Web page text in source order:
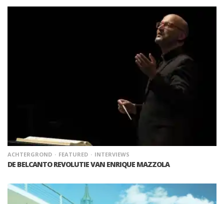
ACHTERGROND FEATURED INTERVIEWS
DE BELCANTO REVOLUTIE VAN ENRIQUE MAZZOLA